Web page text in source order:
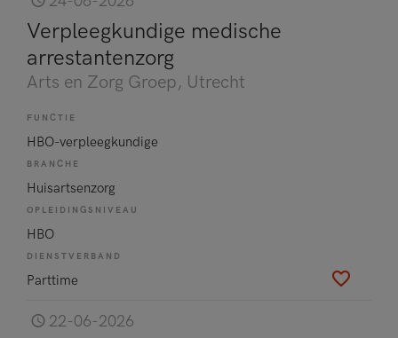
Verpleegkundige medische
arrestantenzorg
Arts en Zorg Groep, Utrecht
FUNCTIE
HBO-verpleegkundige
BRANCHE
Huisartsenzorg
OPLEIDINGSNIVEAU
HBO
DIENSTVERBAND
Parttime
22-06-2026